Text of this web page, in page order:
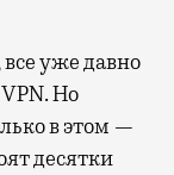
Но
в этом —
десятки